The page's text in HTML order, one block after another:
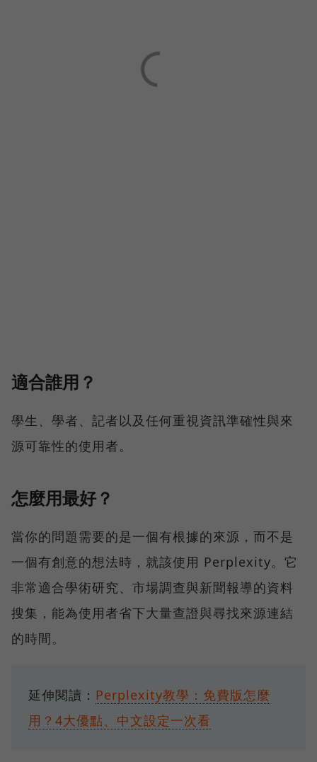
適合誰用？
學生、學者、記者以及任何重視資訊準確性與來
源可靠性的使用者。
怎麼用最好？
當你的問題需要的是一個有根據的來源，而不是
一個有創意的想法時，就該使用 Perplexity。它
非常適合學術研究、市場調查與新聞報導的資料
搜集，能為使用者省下大量查證與尋找來源連結
的時間。
延伸閱讀： Perplexity教學：免費版怎麼
用？4大優點、中文設定一次看